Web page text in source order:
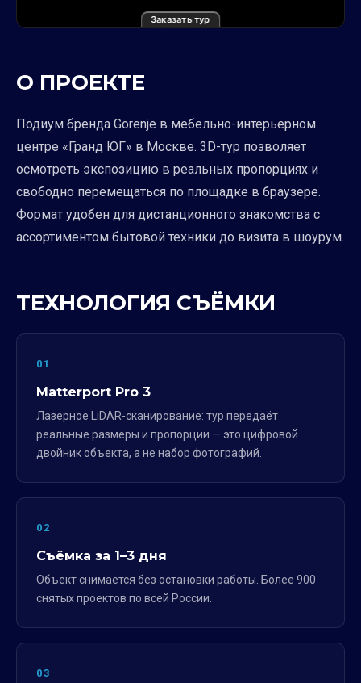
Заказать тур
О ПРОЕКТЕ
Подиум бренда Gorenje в мебельно-интерьерном
центре «Гранд ЮГ» в Москве. 3D-тур позволяет
осмотреть экспозицию в реальных пропорциях и
свободно перемещаться по площадке в браузере.
Формат удобен для дистанционного знакомства с
ассортиментом бытовой техники до визита в шоурум.
ТЕХНОЛОГИЯ СЪЁМКИ
01
Matterport Pro 3
Лазерное LiDAR-сканирование: тур передаёт
реальные размеры и пропорции — это цифровой
двойник объекта, а не набор фотографий.
02
Съёмка за 1–3 дня
Объект снимается без остановки работы. Более 900
снятых проектов по всей России.
03